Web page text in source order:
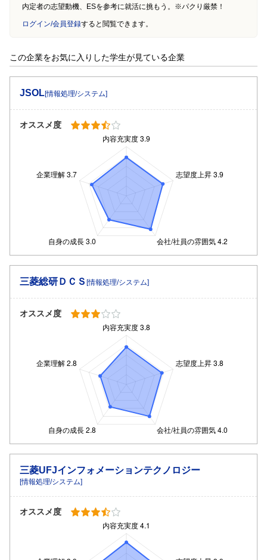
内定者の志望動機、ESを参考に就活に挑もう。※パクり厳禁！
ログイン/会員登録すると閲覧できます。
この企業をお気に入りした学生が見ている企業
JSOL[情報処理/システム]
オススメ度
三菱総研ＤＣＳ [情報処理/システム]
オススメ度
三菱UFJインフォメーションテクノロジー
[情報処理/システム]
オススメ度